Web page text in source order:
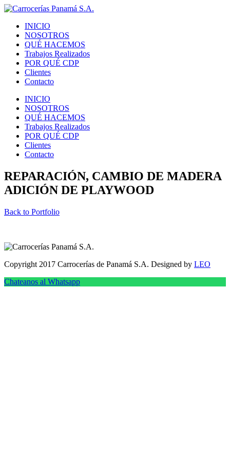
INICIO
NOSOTROS
QUÉ HACEMOS
Trabajos Realizados
POR QUÉ CDP
Clientes
Contacto
INICIO
NOSOTROS
QUÉ HACEMOS
Trabajos Realizados
POR QUÉ CDP
Clientes
Contacto
REPARACIÓN, CAMBIO DE MADERA
ADICIÓN DE PLAYWOOD
Back to Portfolio
Copyright 2017 Carrocerías de Panamá S.A. Designed by LEO
Chateanos al Whatsapp